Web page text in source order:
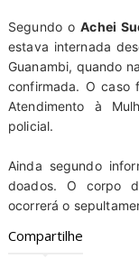
Segundo oAchei
estava internada
Guanambi, quando
confirmada. O caso
Atendimento à
policial.
Ainda segundo
doados. O corpo
ocorrerá o
Compartilhe